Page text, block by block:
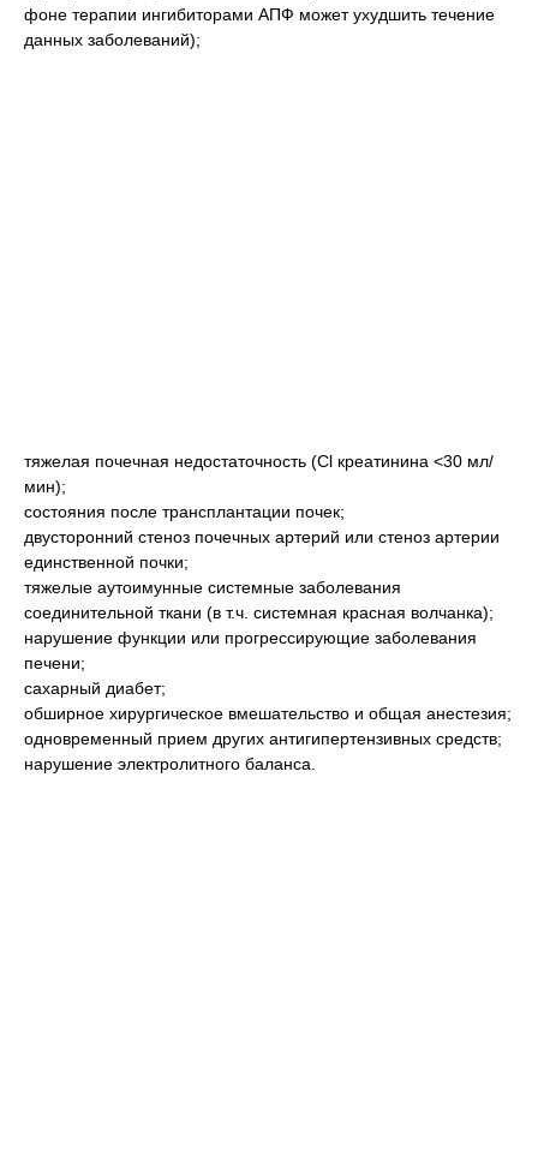
фоне терапии ингибиторами АПФ может ухудшить течение
данных заболеваний);
тяжелая почечная недостаточность (Cl креатинина <30 мл/
мин);
состояния после трансплантации почек;
двусторонний стеноз почечных артерий или стеноз артерии
единственной почки;
тяжелые аутоимунные системные заболевания
соединительной ткани (в т.ч. системная красная волчанка);
нарушение функции или прогрессирующие заболевания
печени;
сахарный диабет;
обширное хирургическое вмешательство и общая анестезия;
одновременный прием других антигипертензивных средств;
нарушение электролитного баланса.